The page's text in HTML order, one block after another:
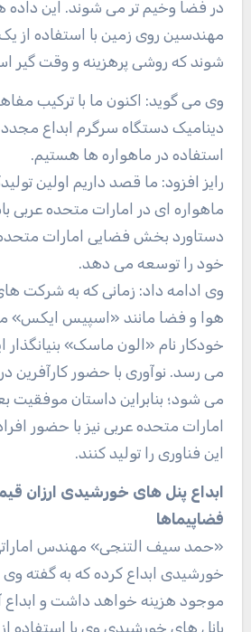
در فضا وخیم تر می شوند. این
مهندسین روی زمین با استفاده از یک
شوند که روشی پرهزینه و وقت گیر
وی می گوید: اکنون ما با ترکیب
دینامیک دستگاه سرگرم ابداع
استفاده در ماهواره ها هستیم.
رایز افزود: ما قصد داریم اولین
ماهواره ای در امارات متحده عربی
دستاورد بخش فضایی امارات
خود را توسعه می دهد.
وی ادامه داد: زمانی که به شرکت
هوا و فضا مانند «اسپیس ایکس»
خودکار نام «الون ماسک»
می رسد. نوآوری با حضور کارآفرین
می شود؛ بنابراین داستان موفقیت
امارات متحده عربی نیز با حضور
این فناوری را تولید کنند.
ابداع پنل های خورشیدی ارزان
فضاپیماها
خورشیدی ابداع کرده که به گفته
موجود هزینه خواهد داشت و ابداع
پانل های خورشیدی وی با استفاده